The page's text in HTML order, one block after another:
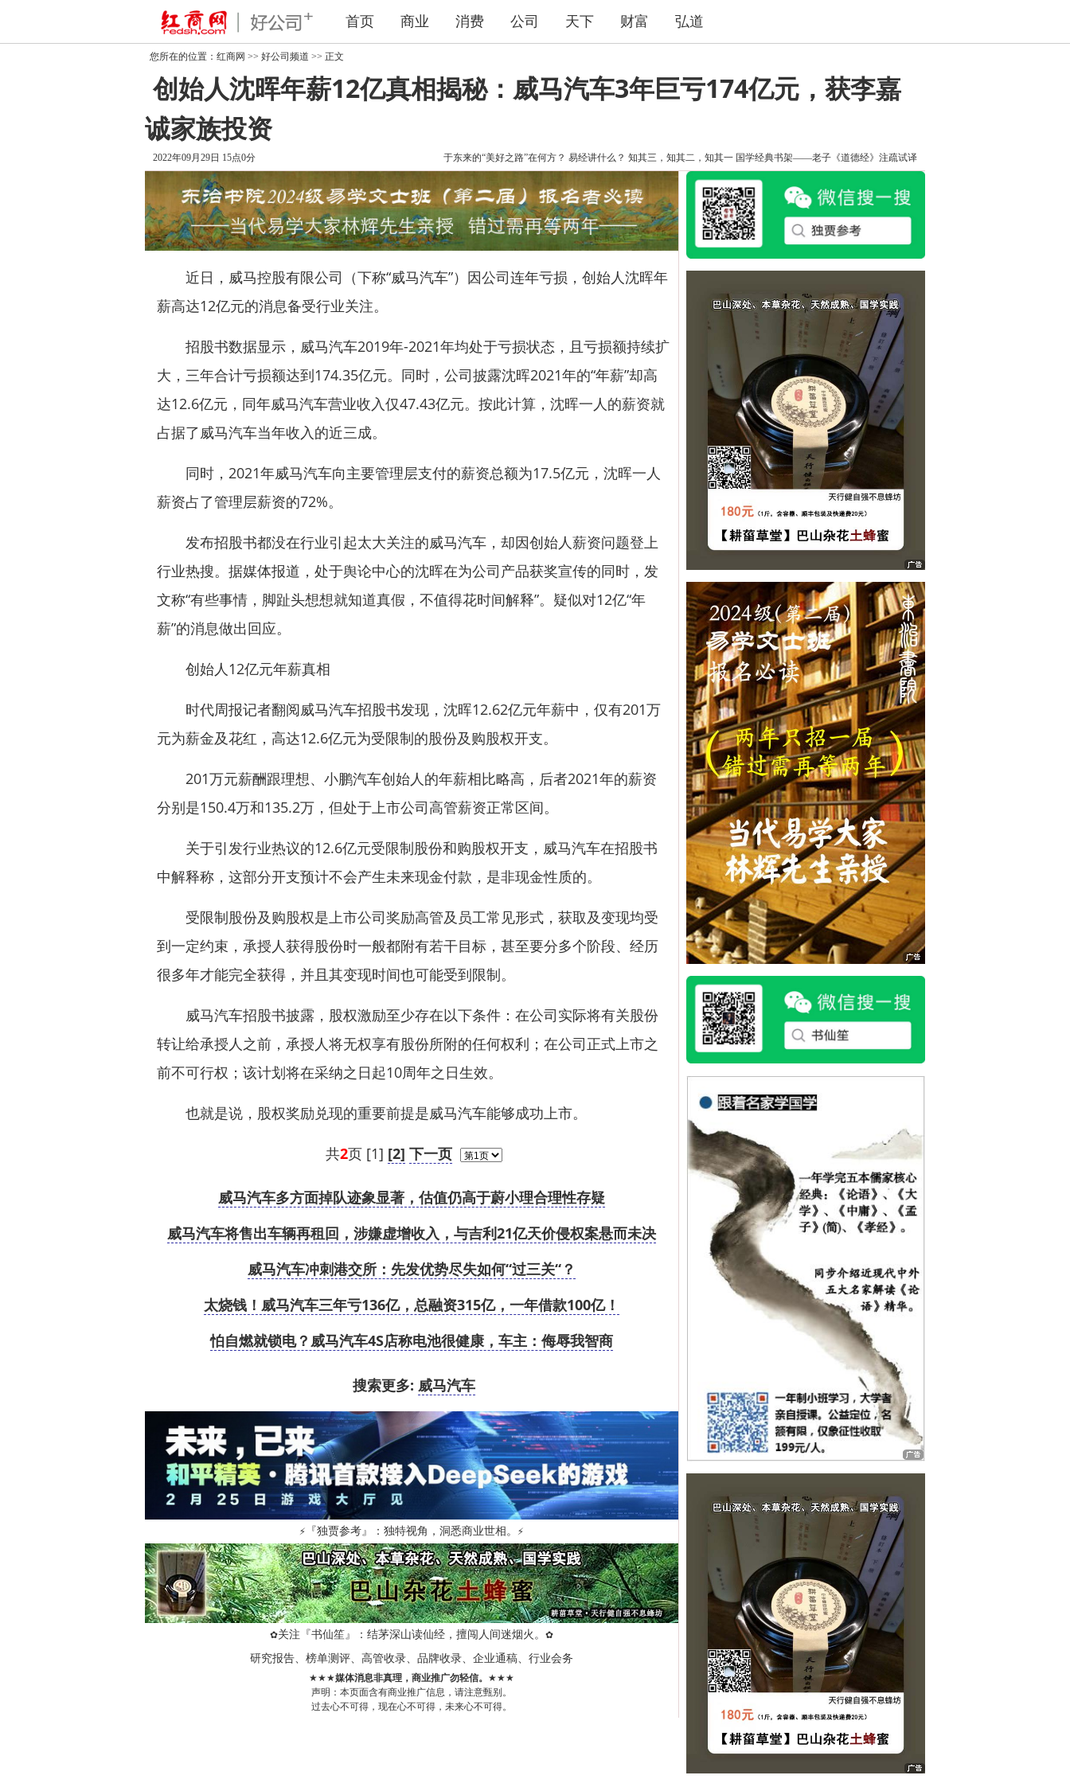
首页 商业 消费 公司 天下 财富 弘道
您所在的位置： 红商网 >> 好公司频道 >> 正文
创始人沈晖年薪12亿真相揭秘：威马汽车3年巨亏174亿元，获李嘉
诚家族投资
2022年09月29日 15点0分 于东来的“美好之路”在何方？ 易经讲什么？ 知其三，知其二，知其一 国学经典书架——老子《道德经》注疏试译
近日，威马控股有限公司（下称“威马汽车”）因公司连年亏损，创始人沈晖年
薪高达12亿元的消息备受行业关注。
招股书数据显示，威马汽车2019年-2021年均处于亏损状态，且亏损额持续扩
大，三年合计亏损额达到174.35亿元。同时，公司披露沈晖2021年的“年薪”却高
达12.6亿元，同年威马汽车营业收入仅47.43亿元。按此计算，沈晖一人的薪资就
占据了威马汽车当年收入的近三成。
同时，2021年威马汽车向主要管理层支付的薪资总额为17.5亿元，沈晖一人
薪资占了管理层薪资的72%。
发布招股书都没在行业引起太大关注的威马汽车，却因创始人薪资问题登上
行业热搜。据媒体报道，处于舆论中心的沈晖在为公司产品获奖宣传的同时，发
文称“有些事情，脚趾头想想就知道真假，不值得花时间解释”。疑似对12亿“年
薪”的消息做出回应。
创始人12亿元年薪真相
时代周报记者翻阅威马汽车招股书发现，沈晖12.62亿元年薪中，仅有201万
元为薪金及花红，高达12.6亿元为受限制的股份及购股权开支。
201万元薪酬跟理想、小鹏汽车创始人的年薪相比略高，后者2021年的薪资
分别是150.4万和135.2万，但处于上市公司高管薪资正常区间。
关于引发行业热议的12.6亿元受限制股份和购股权开支，威马汽车在招股书
中解释称，这部分开支预计不会产生未来现金付款，是非现金性质的。
受限制股份及购股权是上市公司奖励高管及员工常见形式，获取及变现均受
到一定约束，承授人获得股份时一般都附有若干目标，甚至要分多个阶段、经历
很多年才能完全获得，并且其变现时间也可能受到限制。
威马汽车招股书披露，股权激励至少存在以下条件：在公司实际将有关股份
转让给承授人之前，承授人将无权享有股份所附的任何权利；在公司正式上市之
前不可行权；该计划将在采纳之日起10周年之日生效。
也就是说，股权奖励兑现的重要前提是威马汽车能够成功上市。
共2页 [1] [2] 下一页
威马汽车多方面掉队迹象显著，估值仍高于蔚小理合理性存疑
威马汽车将售出车辆再租回，涉嫌虚增收入，与吉利21亿天价侵权案悬而未决
威马汽车冲刺港交所：先发优势尽失如何“过三关“？
太烧钱！威马汽车三年亏136亿，总融资315亿，一年借款100亿！
怕自燃就锁电？威马汽车4S店称电池很健康，车主：侮辱我智商
搜索更多: 威马汽车
⚡ 『独贾参考』：独特视角，洞悉商业世相。 ⚡
✿关注『书仙笙』：结茅深山读仙经，擅闯人间迷烟火。 ✿
研究报告、榜单测评、高管收录、品牌收录、企业通稿、行业会务
★★★媒体消息非真理，商业推广勿轻信。 ★★★
声明：本页面含有商业推广信息，请注意甄别。
过去心不可得，现在心不可得，未来心不可得。